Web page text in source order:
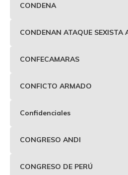
CONDENA
CONDENAN ATAQUE SEXISTA
CONFECAMARAS
CONFICTO ARMADO
Confidenciales
CONGRESO ANDI
CONGRESO DE PERÚ